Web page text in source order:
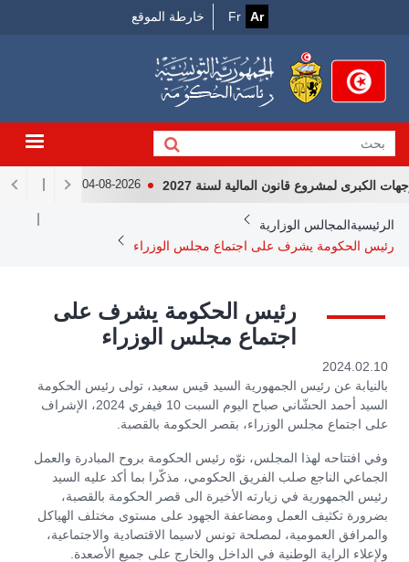
الرئيسي
Fr Ar
Menu
خارطة الموقع
لمشروع قانون المالية لسنة 2027 04-08-2026 لقاء رئيس
Breadcrumb
الرئيسيةالمجالس الوزارية
رئيس الحكومة يشرف على اجتماع مجلس الوزراء
رئيس الحكومة يشرف على
اجتماع مجلس الوزراء
2024.02.10
بالنيابة عن رئيس الجمهورية السيد قيس سعيد، تولى رئيس الحكومة
السيد أحمد الحشّاني صباح اليوم السبت 10 فيفري 2024، الإشراف
على اجتماع مجلس الوزراء، بقصر الحكومة بالقصبة.
وفي افتتاحه لهذا المجلس، نوّه رئيس الحكومة بروح المبادرة والعمل
الجماعي الناجع صلب الفريق الحكومي، مذكّرا بما أكد عليه السيد
رئيس الجمهورية في زيارته الأخيرة الى قصر الحكومة بالقصبة،
بضرورة تكثيف العمل ومضاعفة الجهود على مستوى مختلف الهياكل
والمرافق العمومية، لمصلحة تونس لاسيما الاقتصادية والاجتماعية،
ولإعلاء الراية الوطنية في الداخل والخارج على جميع الأصعدة.